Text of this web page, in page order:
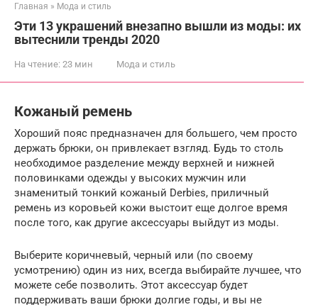
Главная » Мода и стиль
Эти 13 украшений внезапно вышли из моды: их
вытеснили тренды 2020
На чтение: 23 мин Мода и стиль
Кожаный ремень
Хороший пояс предназначен для большего, чем просто
держать брюки, он привлекает взгляд. Будь то столь
необходимое разделение между верхней и нижней
половинками одежды у высоких мужчин или
знаменитый тонкий кожаный Derbies, приличный
ремень из коровьей кожи выстоит еще долгое время
после того, как другие аксессуары выйдут из моды.
Выберите коричневый, черный или (по своему
усмотрению) один из них, всегда выбирайте лучшее, что
можете себе позволить. Этот аксессуар будет
поддерживать ваши брюки долгие годы, и вы не